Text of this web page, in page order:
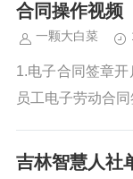
合同操作视频
一颗大白菜
1.电子合同签章
员工电子劳动合
吉林智慧人社